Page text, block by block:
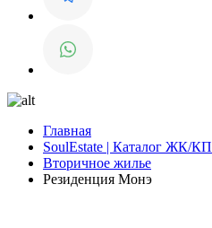
Главная
SoulEstate | Каталог ЖК/КП
Вторичное жилье
Резиденция Монэ